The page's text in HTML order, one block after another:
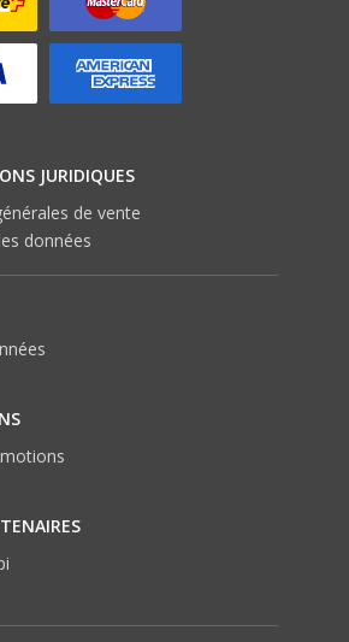
JURIDIQUES
de vente
données